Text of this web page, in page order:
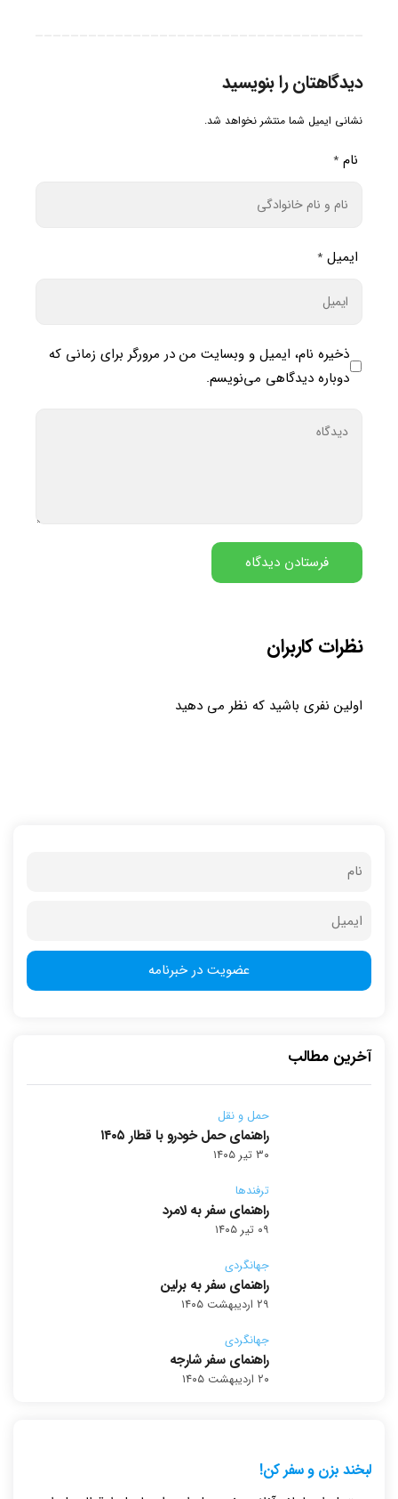
دیدگاهتان را بنویسید
نشانی ایمیل شما منتشر نخواهد شد.
نام *
ایمیل *
ذخیره نام، ایمیل و وبسایت من در مرورگر برای زمانی که
دوباره دیدگاهی می‌نویسم.
نظرات کاربران
اولین نفری باشید که نظر می دهید
آخرین مطالب
حمل و نقل
راهنمای حمل خودرو با قطار ۱۴۰۵
۳۰ تیر ۱۴۰۵
ترفندها
راهنمای سفر به لامرد
۰۹ تیر ۱۴۰۵
جهانگردی
راهنمای سفر به برلین
۲۹ اردیبهشت ۱۴۰۵
جهانگردی
راهنمای سفر شارجه
۲۰ اردیبهشت ۱۴۰۵
لبخند بزن و سفر کن!